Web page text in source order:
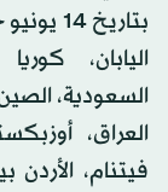
اليابان،
السعودية،
العراق،
فيتنام،